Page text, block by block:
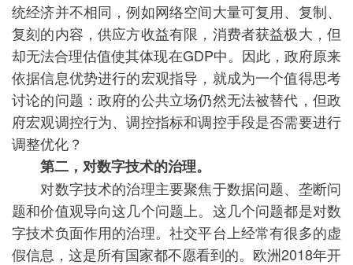
统经济并不相同，例如网络空间大量可复用、复制、
复刻的内容，供应方收益有限，消费者获益极大，但
却无法合理估值使其体现在GDP中。因此，政府原来
依据信息优势进行的宏观指导，就成为一个值得思考
讨论的问题：政府的公共立场仍然无法被替代，但政
府宏观调控行为、调控指标和调控手段是否需要进行
调整优化？
第二，对数字技术的治理。
对数字技术的治理主要聚焦于数据问题、垄断问
题和价值观导向这几个问题上。这几个问题都是对数
字技术负面作用的治理。社交平台上经常有很多的虚
假信息，这是所有国家都不愿看到的。欧洲2018年开